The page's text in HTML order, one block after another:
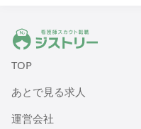
ジストリー 看護師の転職
TOP
あとで見る求人
運営会社